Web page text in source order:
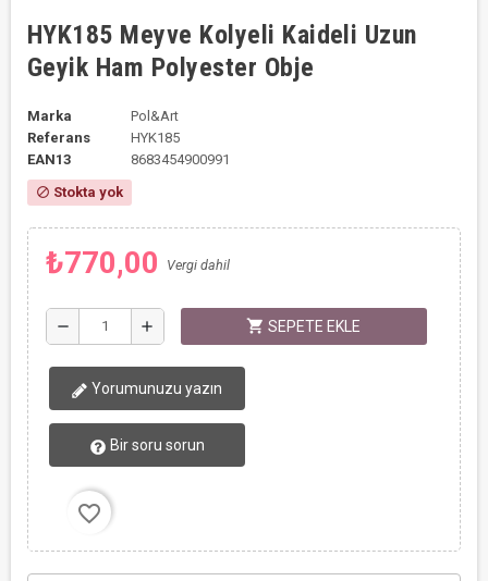
HYK185 Meyve Kolyeli Kaideli Uzun
Geyik Ham Polyester Obje
Marka
Pol&Art
Referans
HYK185
EAN13
8683454900991
block Stokta yok
₺770,00 Vergi dahil
remove add shopping_cart SEPETE EKLE
Yorumunuzu yazın
Bir soru sorun
favorite_border